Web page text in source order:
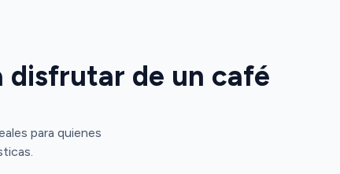
disfrutar de un café
para quienes